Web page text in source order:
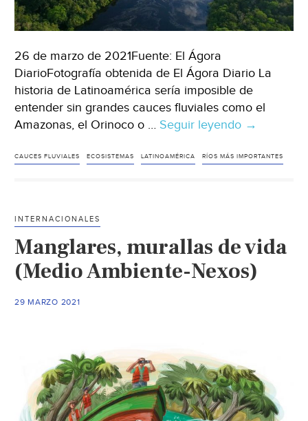
26 de marzo de 2021Fuente: El Ágora
DiarioFotografía obtenida de El Ágora Diario La
historia de Latinoamérica sería imposible de
entender sin grandes cauces fluviales como el
Amazonas, el Orinoco o … Seguir leyendo LATAM:
7
(El
Ágora
→
CAUCES FLUVIALES ECOSISTEMAS LATINOAMÉRICA RÍOS MÁS IMPORTANTES
INTERNACIONALES
Manglares, murallas de vida
(Medio Ambiente-Nexos)
29 MARZO 2021